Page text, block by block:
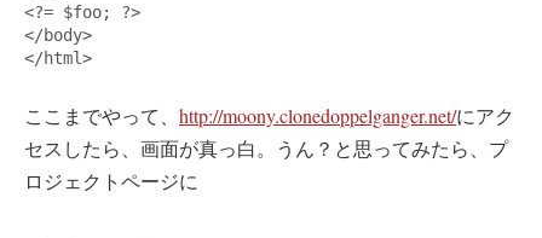
<?= $foo; ?>
</body>
</html>
ここまでやって、 http://moony.clonedoppelganger.net/にアク
セスしたら、画面が真っ白。うん？と思ってみたら、プ
ロジェクトページに